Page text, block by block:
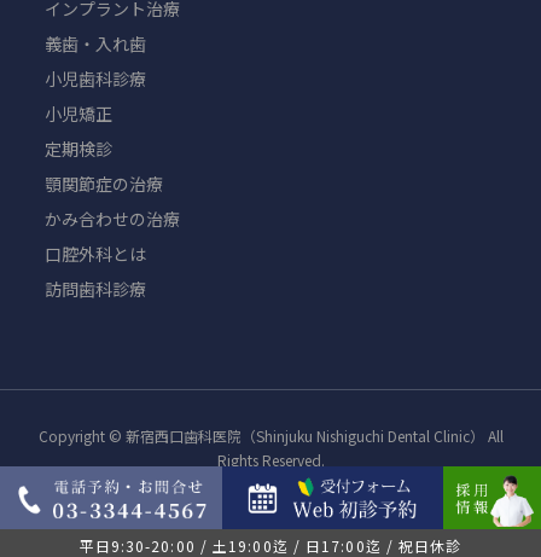
インプラント治療
義歯・入れ歯
小児歯科診療
小児矯正
定期検診
顎関節症の治療
かみ合わせの治療
口腔外科とは
訪問歯科診療
Copyright © 新宿西口歯科医院（Shinjuku Nishiguchi Dental Clinic） All
Rights Reserved.
平日9:30-20:00 / 土19:00迄 / 日17:00迄 / 祝日休診